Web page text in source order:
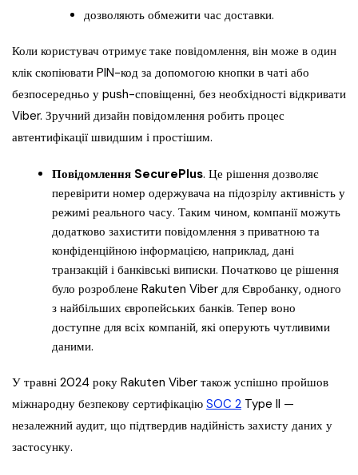
дозволяють обмежити час доставки.
Коли користувач отримує таке повідомлення, він може в один
клік скопіювати PIN-код за допомогою кнопки в чаті або
безпосередньо у push-сповіщенні, без необхідності відкривати
Viber. Зручний дизайн повідомлення робить процес
автентифікації швидшим і простішим.
Повідомлення SecurePlus. Це рішення дозволяє
перевірити номер одержувача на підозрілу активність у
режимі реального часу. Таким чином, компанії можуть
додатково захистити повідомлення з приватною та
конфіденційною інформацією, наприклад, дані
транзакцій і банківські виписки. Початково це рішення
було розроблене Rakuten Viber для Євробанку, одного
з найбільших європейських банків. Тепер воно
доступне для всіх компаній, які оперують чутливими
даними.
У травні 2024 року Rakuten Viber також успішно пройшов
міжнародну безпекову сертифікацію SOC 2 Type II —
незалежний аудит, що підтвердив надійність захисту даних у
застосунку.